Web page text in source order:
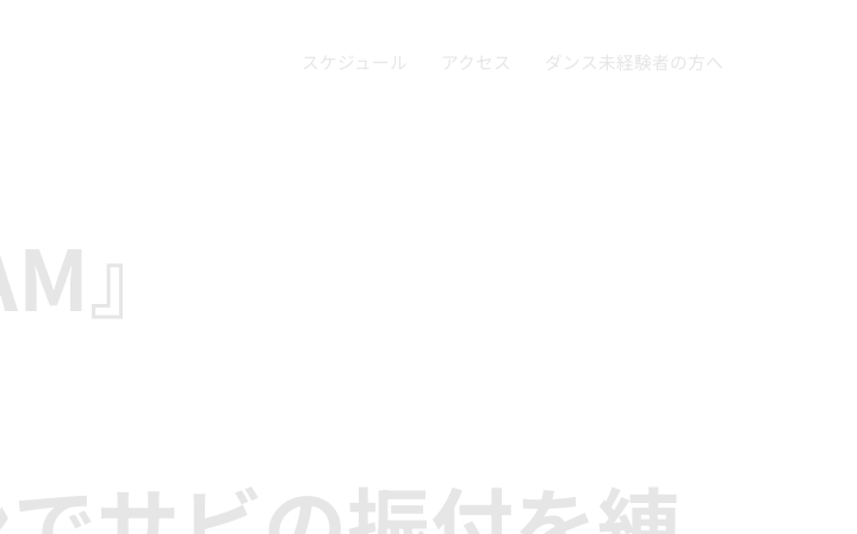
スケジュール アクセス ダンス未経験者の方へ
』